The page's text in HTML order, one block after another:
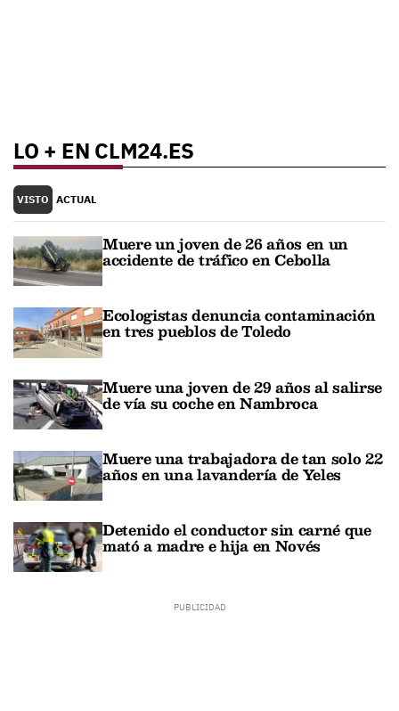
LO + EN CLM24.ES
VISTO ACTUAL
Muere un joven de 26 años en un
accidente de tráfico en Cebolla
Ecologistas denuncia contaminación
en tres pueblos de Toledo
Muere una joven de 29 años al salirse
de vía su coche en Nambroca
Muere una trabajadora de tan solo 22
años en una lavandería de Yeles
Detenido el conductor sin carné que
mató a madre e hija en Novés